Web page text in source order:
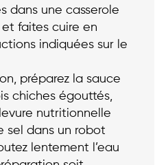
dans une casserole
faites cuire en
indiquées sur le
préparez la sauce
chiches égouttés,
levure nutritionnelle
sel dans un robot
lentement l’eau